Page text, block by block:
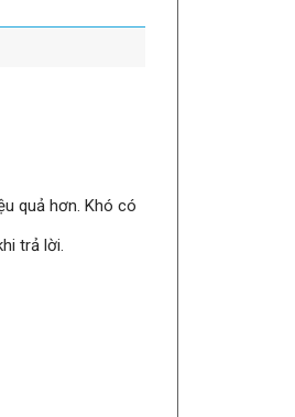
quả hơn. Khó có
trả lời.